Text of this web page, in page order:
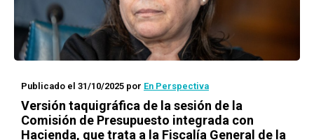
Publicado el 31/10/2025 por En Perspectiva
Versión taquigráfica de la sesión de la
Comisión de Presupuesto integrada con
Hacienda, que trata a la Fiscalía General de la